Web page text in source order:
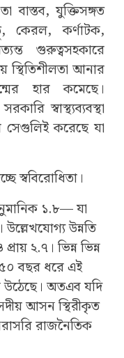
বাস্তব, যুক্তিসঙ্গত
কেরল, কর্ণাটক,
গুরুত্বসহকারে
স্থিতিশীলতা আনার
হার কমেছে।
স্বাস্থ্যব্যবস্থা
সেগুলিই করেছে যা
স্ববিরোধিতা।
১.৮— যা
উন্নতি
২.৭। ভিন্ন ভিন্ন
বছর ধরে এই
অতএব যদি
আসন স্থিরীকৃত
রাজনৈতিক